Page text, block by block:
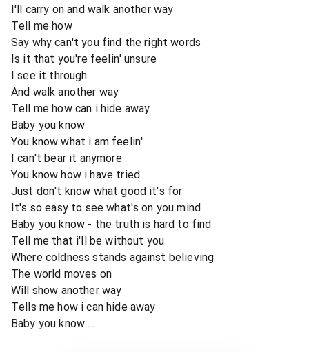
I'll carry on and walk another way
Tell me how
Say why can't you find the right words
Is it that you're feelin' unsure
I see it through
And walk another way
Tell me how can i hide away
Baby you know
You know what i am feelin'
I can't bear it anymore
You know how i have tried
Just don't know what good it's for
It's so easy to see what's on you mind
Baby you know - the truth is hard to find
Tell me that i'll be without you
Where coldness stands against believing
The world moves on
Will show another way
Tells me how i can hide away
Baby you know ...